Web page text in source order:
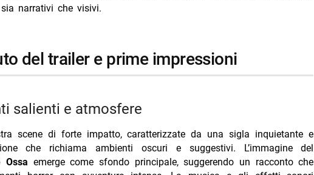
narrativi che visivi.
del trailer e prime impressioni
salienti e atmosfere
scene di forte impatto, caratterizzate da una sigla inquietante e
che richiama ambienti oscuri e suggestivi. L’immagine del
Ossa emerge come sfondo principale, suggerendo un racconto che